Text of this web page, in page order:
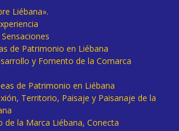
Liébana».
de Patrimonio en Liébana
y Fomento de la Comarca
de Patrimonio en Liébana
Territorio, Paisaje y Paisanaje de la
de la Marca Liébana, Conecta